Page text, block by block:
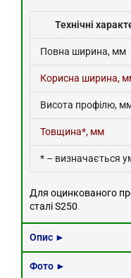
Технічні
Повна ширина, мм
Корисна ширина,
Висота профілю,
Товщина*, мм
* – визначається
Для оцинкованого
сталі S250
Опис ►
Фото ►